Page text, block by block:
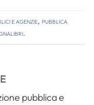
e agenzie, Pubblica
.
pubblica e